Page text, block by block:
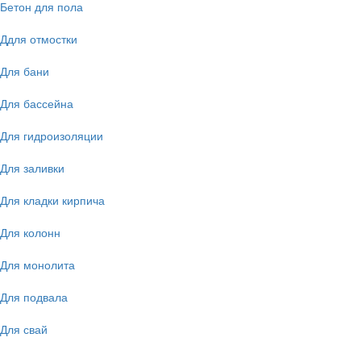
Бетон для пола
Ддля отмостки
Для бани
Для бассейна
Для гидроизоляции
Для заливки
Для кладки кирпича
Для колонн
Для монолита
Для подвала
Для свай